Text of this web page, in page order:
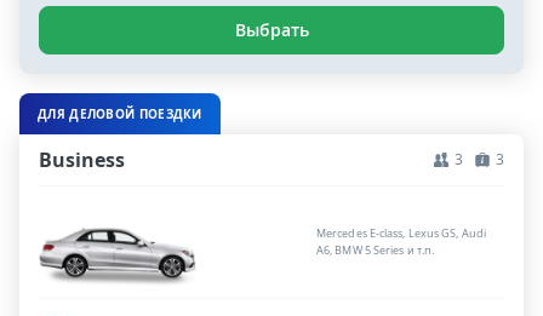
Выбрать
ДЛЯ ДЕЛОВОЙ ПОЕЗДКИ
Business 3 3
Mercedes E-class, Lexus GS, Audi
A6, BMW 5 Series и т.п.